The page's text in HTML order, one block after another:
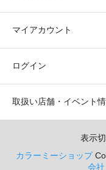
マイアカウント
ログイン
取扱い店舗・イベント
表示
カラーミーショップ
会社